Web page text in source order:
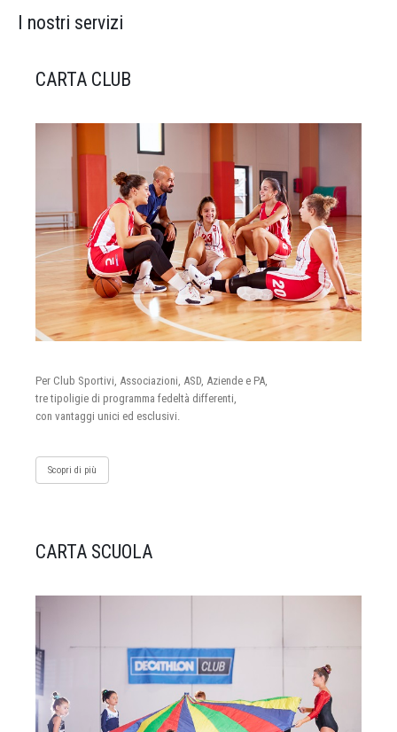
I nostri servizi
CARTA CLUB
Per Club Sportivi, Associazioni, ASD, Aziende e PA,
tre tipoligie di programma fedeltà differenti,
con vantaggi unici ed esclusivi.
Scopri di più
CARTA SCUOLA